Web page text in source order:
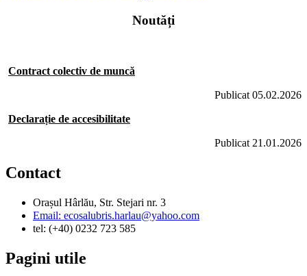
Noutăți
Contract colectiv de muncă
Publicat 05.02.2026
Declarație de accesibilitate
Publicat 21.01.2026
Contact
Orașul Hârlău, Str. Stejari nr. 3
Email: ecosalubris.harlau@yahoo.com
tel: (+40) 0232 723 585
Pagini utile